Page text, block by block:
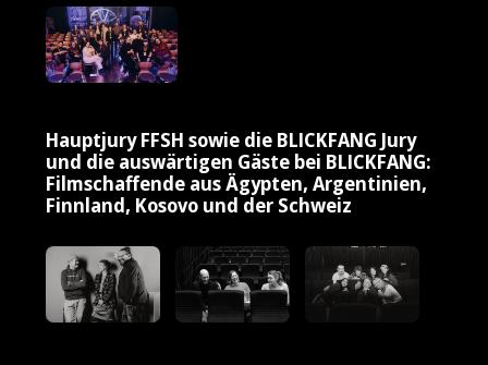
Hauptjury FFSH sowie die BLICKFANG Jury
und die auswärtigen Gäste bei BLICKFANG:
Filmschaffende aus Ägypten, Argentinien,
Finnland, Kosovo und der Schweiz